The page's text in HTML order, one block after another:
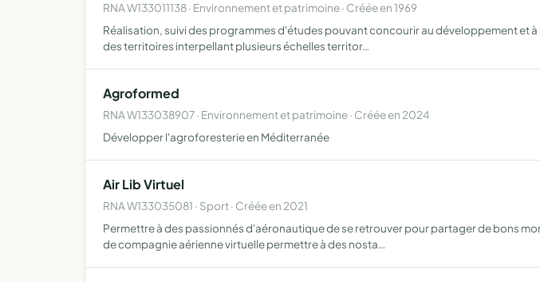
RNA W133011138 · Environnement et patrimoine · Créée en 1969
Réalisation, suivi des programmes d'études pouvant concourir au développement et
des territoires interpellant plusieurs échelles territor…
Agroformed
RNA W133038907 · Environnement et patrimoine · Créée en 2024
Développer l'agroforesterie en Méditerranée
Air Lib Virtuel
RNA W133035081 · Sport · Créée en 2021
Permettre à des passionnés d'aéronautique de se retrouver pour partager de bons
de compagnie aérienne virtuelle permettre à des nosta…